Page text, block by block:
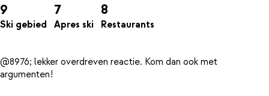
9
Ski gebied
7
Apres ski
8
Restaurants
@8976; lekker overdreven reactie. Kom dan ook met